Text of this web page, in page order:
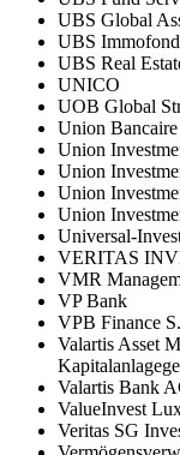
UBS Global
UBS
UBS Real
UNICO
UOB Global
Union
Union
Union
Union
Union
Universal-
VERITAS
VMR
VP Bank
VPB Finance
Valartis Asset
Valartis Bank
ValueInvest
Veritas SG